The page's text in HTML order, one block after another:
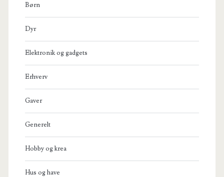
Børn
Dyr
Elektronik og gadgets
Erhverv
Gaver
Generelt
Hobby og krea
Hus og have